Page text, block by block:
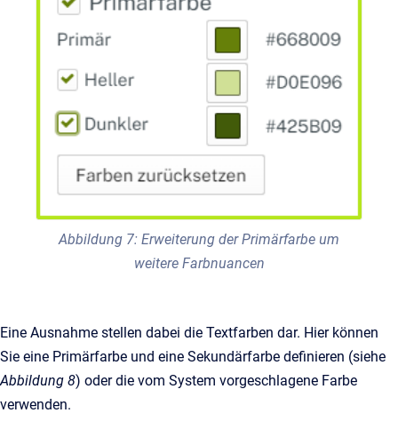
Abbildung 7: Erweiterung der Primärfarbe um
weitere Farbnuancen
Eine Ausnahme stellen dabei die Textfarben dar. Hier können
Sie eine Primärfarbe und eine Sekundärfarbe definieren (siehe
Abbildung 8) oder die vom System vorgeschlagene Farbe
verwenden.